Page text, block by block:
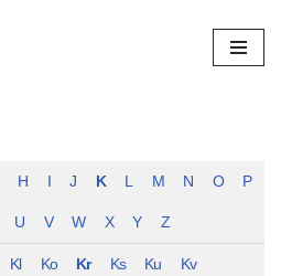
H J K L M N O P
U V W X Y Z
Kl Ko Kr Ks Ku Kv